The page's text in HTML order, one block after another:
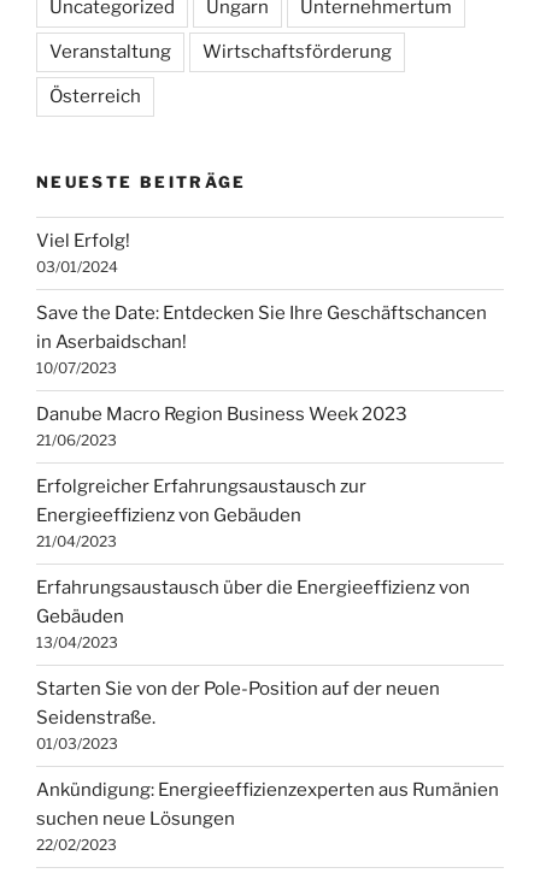
Uncategorized Ungarn Unternehmertum
Veranstaltung Wirtschaftsförderung
Österreich
NEUESTE BEITRÄGE
Viel Erfolg!
03/01/2024
Save the Date: Entdecken Sie Ihre Geschäftschancen
in Aserbaidschan!
10/07/2023
Danube Macro Region Business Week 2023
21/06/2023
Erfolgreicher Erfahrungsaustausch zur
Energieeffizienz von Gebäuden
21/04/2023
Erfahrungsaustausch über die Energieeffizienz von
Gebäuden
13/04/2023
Starten Sie von der Pole-Position auf der neuen
Seidenstraße.
01/03/2023
Ankündigung: Energieeffizienzexperten aus Rumänien
suchen neue Lösungen
22/02/2023